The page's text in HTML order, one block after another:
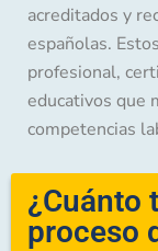
acreditados y
españolas.
profesional,
educativos que
competencias
¿Cuánto
proceso